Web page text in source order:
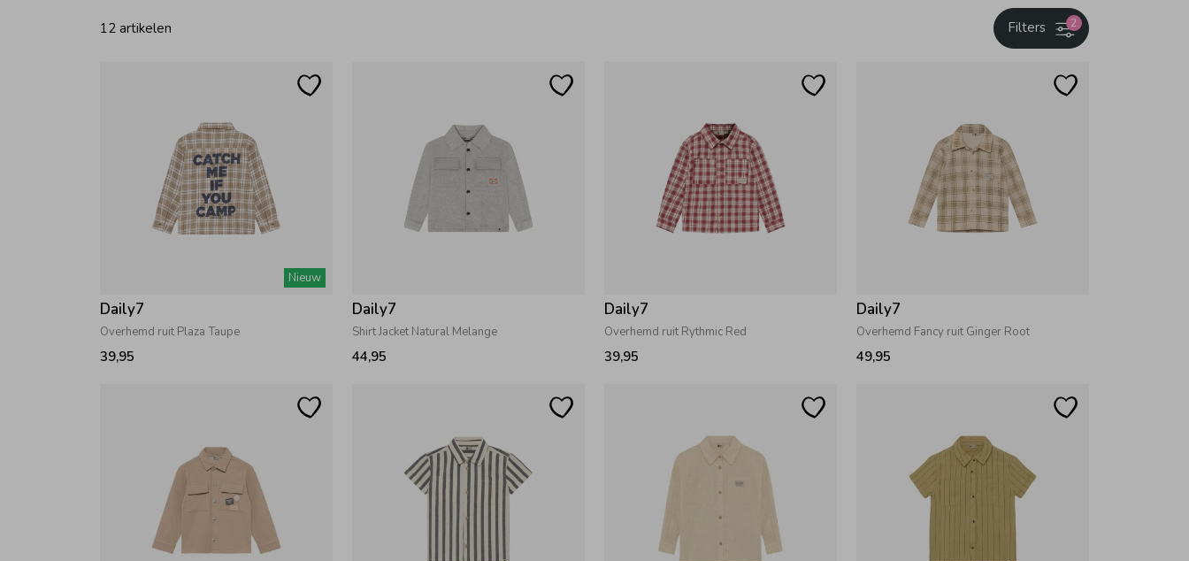
12 artikelen 2
Filters
Nieuw
Daily7
Overhemd ruit Plaza Taupe
39,95
Daily7
Shirt Jacket Natural Melange
44,95
Daily7
Overhemd ruit Rythmic Red
39,95
Daily7
Overhemd Fancy ruit Ginger Root
49,95